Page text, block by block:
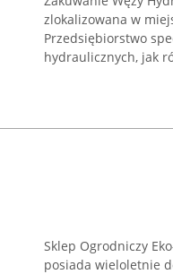
zlokalizowana w
Przedsiębiorstwo
hydraulicznych, jak
Sklep Ogrodniczy
posiada wieloletnie